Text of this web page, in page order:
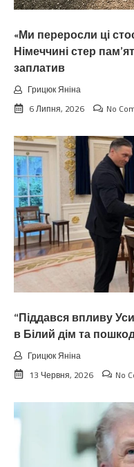
«Ми переросли ці
Німеччині стер
заплатив
Грицюк Яніна
6 Липня, 2026
No
“Піддався впливу
в Білий дім та
Грицюк Яніна
13 Червня, 2026
No